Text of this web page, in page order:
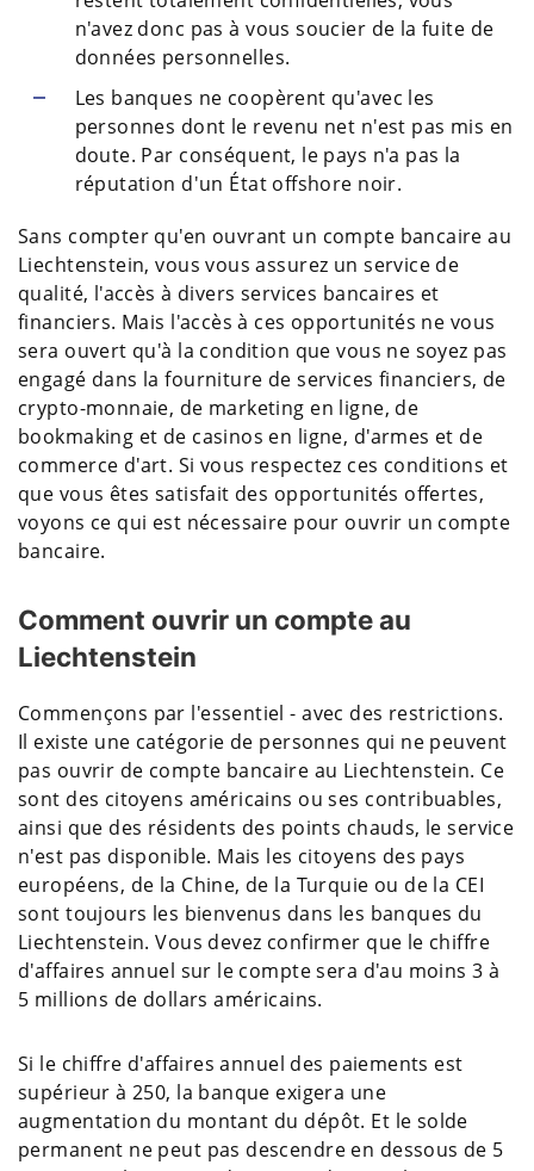
n'avez donc pas à vous soucier de la fuite de
données personnelles.
Les banques ne coopèrent qu'avec les
personnes dont le revenu net n'est pas mis en
doute. Par conséquent, le pays n'a pas la
réputation d'un État offshore noir.
Sans compter qu'en ouvrant un compte bancaire au
Liechtenstein, vous vous assurez un service de
qualité, l'accès à divers services bancaires et
financiers. Mais l'accès à ces opportunités ne vous
sera ouvert qu'à la condition que vous ne soyez pas
engagé dans la fourniture de services financiers, de
crypto-monnaie, de marketing en ligne, de
bookmaking et de casinos en ligne, d'armes et de
commerce d'art. Si vous respectez ces conditions et
que vous êtes satisfait des opportunités offertes,
voyons ce qui est nécessaire pour ouvrir un compte
bancaire.
Comment ouvrir un compte au
Liechtenstein
Commençons par l'essentiel - avec des restrictions.
Il existe une catégorie de personnes qui ne peuvent
pas ouvrir de compte bancaire au Liechtenstein. Ce
sont des citoyens américains ou ses contribuables,
ainsi que des résidents des points chauds, le service
n'est pas disponible. Mais les citoyens des pays
européens, de la Chine, de la Turquie ou de la CEI
sont toujours les bienvenus dans les banques du
Liechtenstein. Vous devez confirmer que le chiffre
d'affaires annuel sur le compte sera d'au moins 3 à
5 millions de dollars américains.
Si le chiffre d'affaires annuel des paiements est
supérieur à 250, la banque exigera une
augmentation du montant du dépôt. Et le solde
permanent ne peut pas descendre en dessous de 5